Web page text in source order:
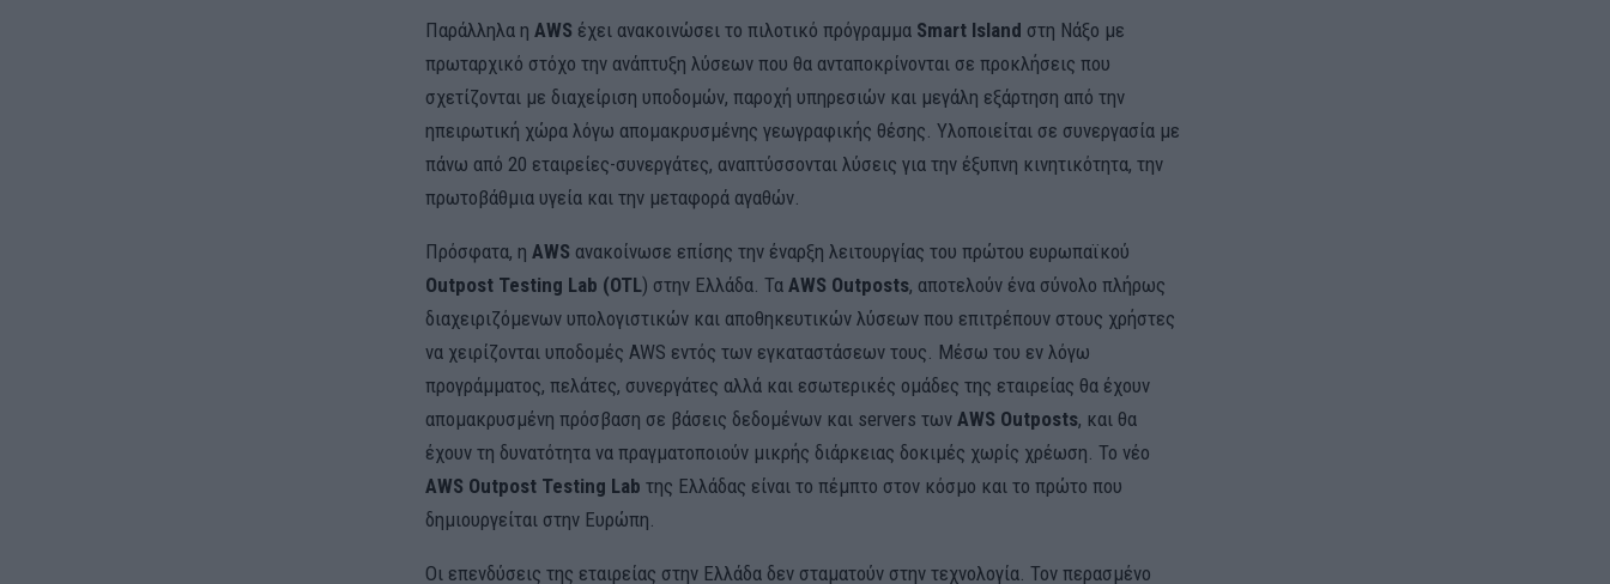
Παράλληλα η AWS έχει ανακοινώσει το πιλοτικό πρόγραμμα Smart Island στη Νάξο με
πρωταρχικό στόχο την ανάπτυξη λύσεων που θα ανταποκρίνονται σε προκλήσεις που
σχετίζονται με διαχείριση υποδομών, παροχή υπηρεσιών και μεγάλη εξάρτηση από την
ηπειρωτική χώρα λόγω απομακρυσμένης γεωγραφικής θέσης. Υλοποιείται σε συνεργασία με
πάνω από 20 εταιρείες-συνεργάτες, αναπτύσσονται λύσεις για την έξυπνη κινητικότητα, την
πρωτοβάθμια υγεία και την μεταφορά αγαθών.
Πρόσφατα, η AWS ανακοίνωσε επίσης την έναρξη λειτουργίας του πρώτου ευρωπαϊκού
Outpost Testing Lab (OTL) στην Ελλάδα. Τα AWS Outposts, αποτελούν ένα σύνολο πλήρως
διαχειριζόμενων υπολογιστικών και αποθηκευτικών λύσεων που επιτρέπουν στους χρήστες
να χειρίζονται υποδομές AWS εντός των εγκαταστάσεων τους. Μέσω του εν λόγω
προγράμματος, πελάτες, συνεργάτες αλλά και εσωτερικές ομάδες της εταιρείας θα έχουν
απομακρυσμένη πρόσβαση σε βάσεις δεδομένων και servers των AWS Outposts, και θα
έχουν τη δυνατότητα να πραγματοποιούν μικρής διάρκειας δοκιμές χωρίς χρέωση. Το νέο
AWS Outpost Testing Lab της Ελλάδας είναι το πέμπτο στον κόσμο και το πρώτο που
δημιουργείται στην Ευρώπη.
Οι επενδύσεις της εταιρείας στην Ελλάδα δεν σταματούν στην τεχνολογία. Τον περασμένο